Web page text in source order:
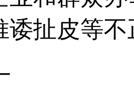
诿扯皮等